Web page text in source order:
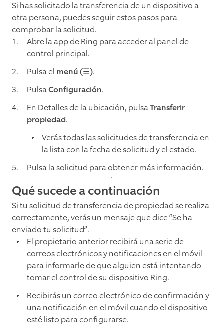
Si has solicitado la transferencia de un dispositivo a
otra persona, puedes seguir estos pasos para
comprobar la solicitud.
Abre la app de Ring para acceder al panel de
control principal.
Pulsa el menú (☰).
PulsaConfiguración.
En Detalles de la ubicación, pulsaTransferir
propiedad.
Verás todas las solicitudes de transferencia en
la lista con la fecha de solicitud y el estado.
Pulsa la solicitud para obtener más información.
Qué sucede a continuación
Si tu solicitud de transferencia de propiedad se realiza
correctamente, verás un mensaje que dice “Se ha
enviado tu solicitud”.
El propietario anterior recibirá una serie de
correos electrónicos y notificaciones en el móvil
para informarle de que alguien está intentando
tomar el control de su dispositivo Ring.
Recibirás un correo electrónico de confirmación y
una notificación en el móvil cuando el dispositivo
esté listo para configurarse.